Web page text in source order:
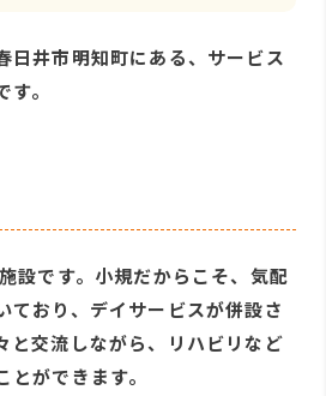
日井市明知町にある、サービス
。
設です。小規だからこそ、気配
ており、デイサービスが併設さ
と交流しながら、リハビリなど
ができます。